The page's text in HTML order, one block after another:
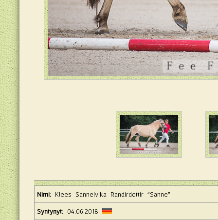
Nimi: Klees Sannelvika Randirdottir "Sanne"
Syntynyt: 04.06.2018